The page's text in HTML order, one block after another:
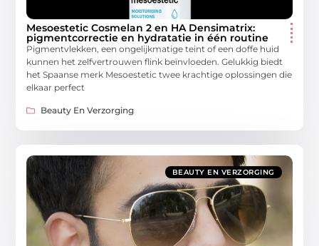
Mesoestetic Cosmelan 2 en HA Densimatrix:
pigmentcorrectie en hydratatie in één routine
Pigmentvlekken, een ongelijkmatige teint of een doffe huid
kunnen het zelfvertrouwen flink beïnvloeden. Gelukkig biedt
het Spaanse merk Mesoestetic twee krachtige oplossingen die
elkaar perfect
Beauty En Verzorging
BEAUTY EN VERZORGING